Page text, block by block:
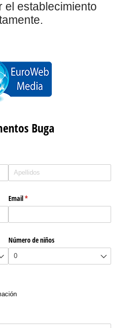
el establecimiento
Buga
Email*
(necesario)
Número de niños